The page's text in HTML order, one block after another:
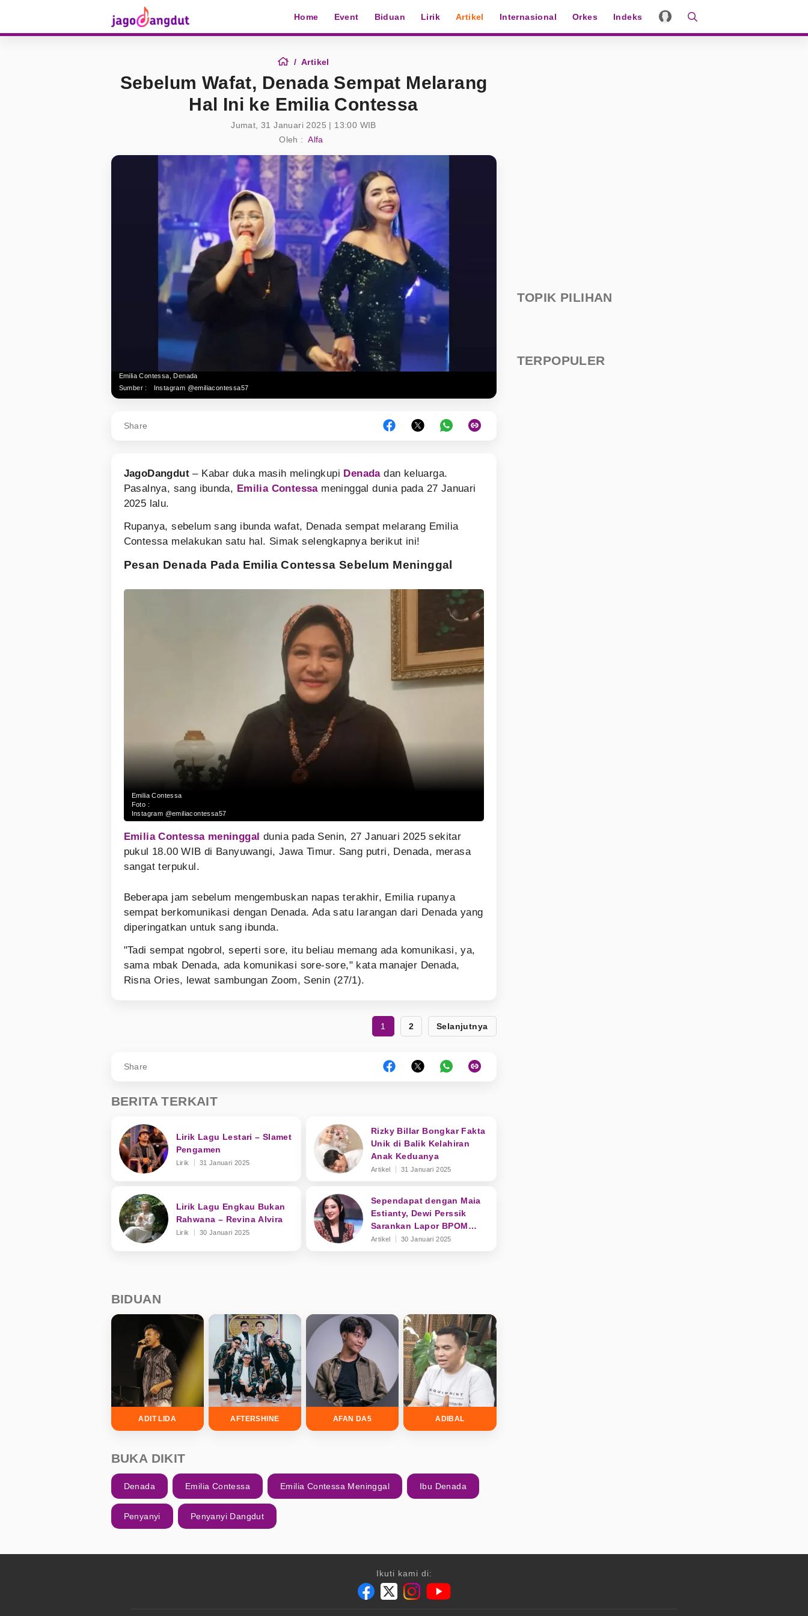
Home Event Biduan Lirik Artikel Internasional Orkes Indeks
Artikel
Sebelum Wafat, Denada Sempat Melarang
Hal Ini ke Emilia Contessa
Jumat, 31 Januari 2025 | 13:00 WIB
Oleh : Alfa
Emilia Contessa, Denada
Sumber :
Instagram @emiliacontessa57
Share
JagoDangdut– Kabar duka masih melingkupi Denadadan keluarga.
Pasalnya, sang ibunda, Emilia Contessameninggal dunia pada 27 Januari
2025 lalu.
Rupanya, sebelum sang ibunda wafat, Denada sempat melarang Emilia
Contessa melakukan satu hal. Simak selengkapnya berikut ini!
Pesan Denada Pada Emilia Contessa Sebelum Meninggal
Emilia Contessa
Foto :
Instagram @emiliacontessa57
Emilia Contessa meninggal dunia pada Senin, 27 Januari 2025 sekitar
pukul 18.00 WIB di Banyuwangi, Jawa Timur. Sang putri, Denada, merasa
sangat terpukul.
Beberapa jam sebelum mengembuskan napas terakhir, Emilia rupanya
sempat berkomunikasi dengan Denada. Ada satu larangan dari Denada yang
diperingatkan untuk sang ibunda.
"Tadi sempat ngobrol, seperti sore, itu beliau memang ada komunikasi, ya,
sama mbak Denada, ada komunikasi sore-sore," kata manajer Denada,
Risna Ories, lewat sambungan Zoom, Senin (27/1).
1 2 Selanjutnya
Share
BERITA TERKAIT
Lirik Lagu Lestari – Slamet
Pengamen
Lirik 31 Januari 2025
Rizky Billar Bongkar Fakta
Unik di Balik Kelahiran
Anak Keduanya
Artikel 31 Januari 2025
Lirik Lagu Engkau Bukan
Rahwana – Revina Alvira
Lirik 30 Januari 2025
Sependapat dengan Maia
Estianty, Dewi Perssik
Sarankan Lapor BPOM
daripada Bikin Ribut soal
Artikel 30 Januari 2025
BIDUAN
ADIT LIDA AFTERSHINE AFAN DA5 ADIBAL
BUKA DIKIT
Denada Emilia Contessa Emilia Contessa Meninggal Ibu Denada
Penyanyi Penyanyi Dangdut
TOPIK PILIHAN
TERPOPULER
Ikuti kami di: